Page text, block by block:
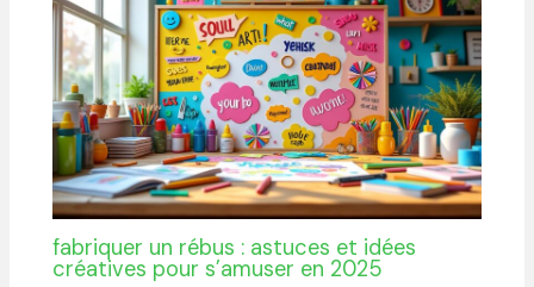
fabriquer un rébus : astuces et idées
créatives pour s’amuser en 2025